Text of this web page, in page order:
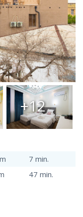
+12
7 min.
47 min.